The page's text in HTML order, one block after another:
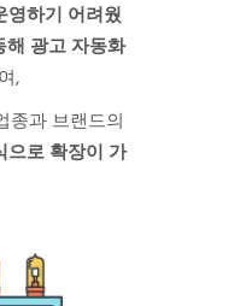
영하기 어려웠
해 광고 자동화
,
종과 브랜드의
으로 확장이 가